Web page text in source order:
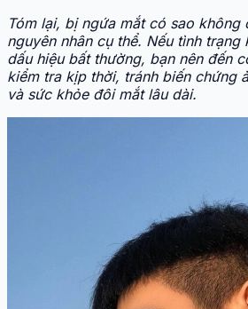
Tóm lại, bị ngứa mắt có sao không
nguyên nhân cụ thể. Nếu tình
dấu hiệu bất thường, bạn nên đến
kiểm tra kịp thời, tránh biến chứng
và sức khỏe đôi mắt lâu dài.